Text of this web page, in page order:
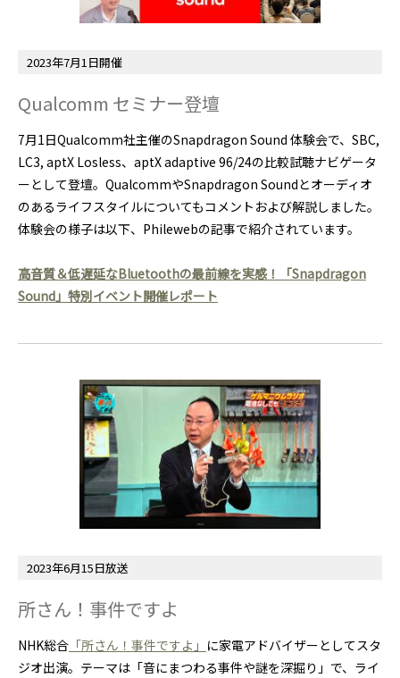
2023年7月1日開催
Qualcomm セミナー登壇
7月1日Qualcomm社主催のSnapdragon Sound 体験会で、SBC,
LC3, aptX Losless、aptX adaptive 96/24の比較試聴ナビゲータ
ーとして登壇。QualcommやSnapdragon Soundとオーディオ
のあるライフスタイルについてもコメントおよび解説しました。
体験会の様子は以下、Philewebの記事で紹介されています。
高音質＆低遅延なBluetoothの最前線を実感！「Snapdragon
Sound」特別イベント開催レポート
2023年6月15日放送
所さん！事件ですよ
NHK総合 「所さん！事件ですよ」 に家電アドバイザーとしてスタ
ジオ出演。テーマは「音にまつわる事件や謎を深掘り」で、ライ